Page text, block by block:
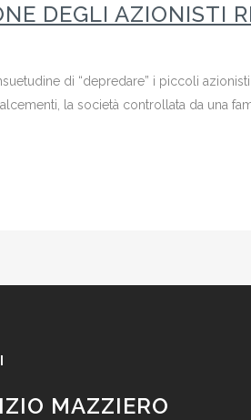
DEGLI AZIONISTI
di “depredare” i piccoli
la società controllata da una
MAZZIERO